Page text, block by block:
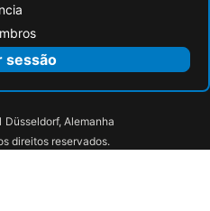
sessão
Düsseldorf, Alemanha
direitos reservados.